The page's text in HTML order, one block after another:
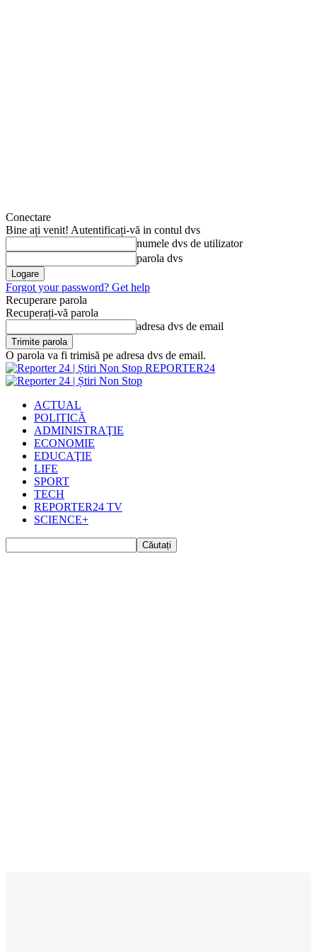
Conectare
Bine ați venit! Autentificați-vă in contul dvs
numele dvs de utilizator
parola dvs
Forgot your password? Get help
Recuperare parola
Recuperați-vă parola
adresa dvs de email
O parola va fi trimisă pe adresa dvs de email.
REPORTER24
ACTUAL
POLITICĂ
ADMINISTRAŢIE
ECONOMIE
EDUCAŢIE
LIFE
SPORT
TECH
REPORTER24 TV
SCIENCE+